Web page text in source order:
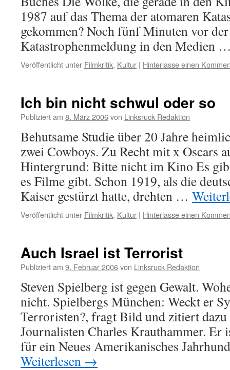
1987 auf das Thema der atomaren
gekommen? Noch fünf Minuten vor
Katastrophenmeldung in den Medien
Veröffentlicht unter Filmkritik, Kultur | Hinterlasse einen
Ich bin nicht schwul oder so
Publiziert am 8. März 2006von Linksruck Redaktion
Behutsame Studie über 20 Jahre
zwei Cowboys. Zu Recht mit x Oscars
Hintergrund: Bitte nicht im Kino Es
es Filme gibt. Schon 1919, als die
Kaiser gestürzt hatte, drehten …
Veröffentlicht unter Filmkritik, Kultur | Hinterlasse einen
Auch Israel ist Terrorist
Publiziert am 9. Februar 2006von Linksruck Redaktion
Steven Spielberg ist gegen Gewalt.
nicht. Spielbergs München: Weckt er
Terroristen?, fragt Bild und zitiert
Journalisten Charles Krauthammer. Er
für ein Neues Amerikanisches
Weiterlesen →